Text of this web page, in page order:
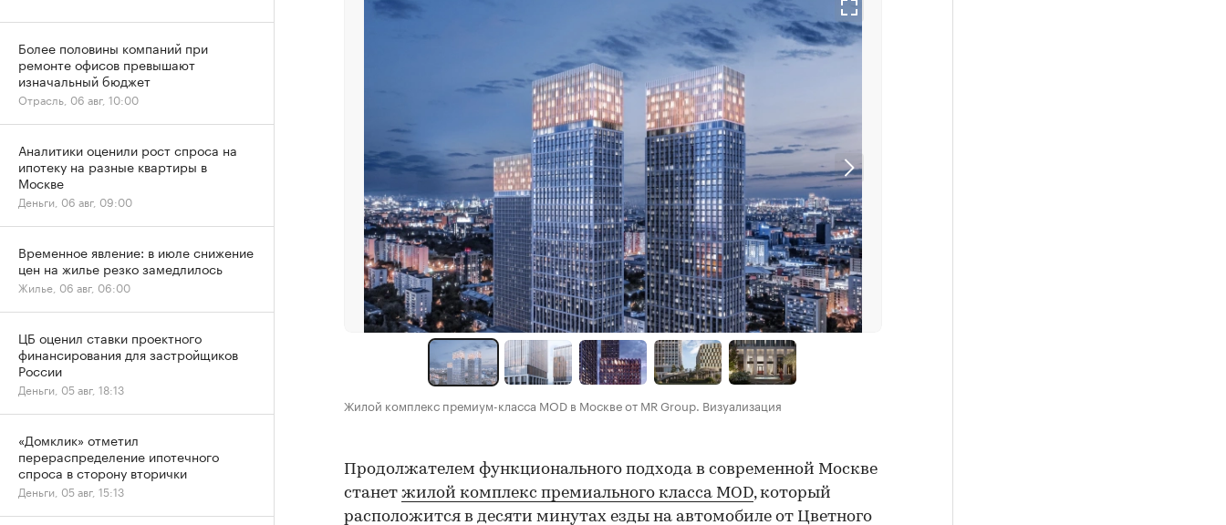
Жилой комплекс премиум-класса MOD в Москве от MR Group. Визуализация
Продолжателем функционального подхода в современной Москве
станет жилой комплекс премиального класса MOD, который
расположится в десяти минутах езды на автомобиле от Цветного
Более половины компаний при
ремонте офисов превышают
изначальный бюджет
Отрасль, 06 авг, 10:00
Аналитики оценили рост спроса на
ипотеку на разные квартиры в
Москве
Деньги, 06 авг, 09:00
Временное явление: в июле снижение
цен на жилье резко замедлилось
Жилье, 06 авг, 06:00
ЦБ оценил ставки проектного
финансирования для застройщиков
России
Деньги, 05 авг, 18:13
«Домклик» отметил
перераспределение ипотечного
спроса в сторону вторички
Деньги, 05 авг, 15:13